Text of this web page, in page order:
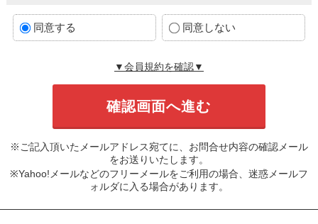
同意する 同意しない
▼会員規約を確認▼
※ご記入頂いたメールアドレス宛てに、お問合せ内容の確認メール
をお送りいたします。
※Yahoo!メールなどのフリーメールをご利用の場合、迷惑メールフ
ォルダに入る場合があります。